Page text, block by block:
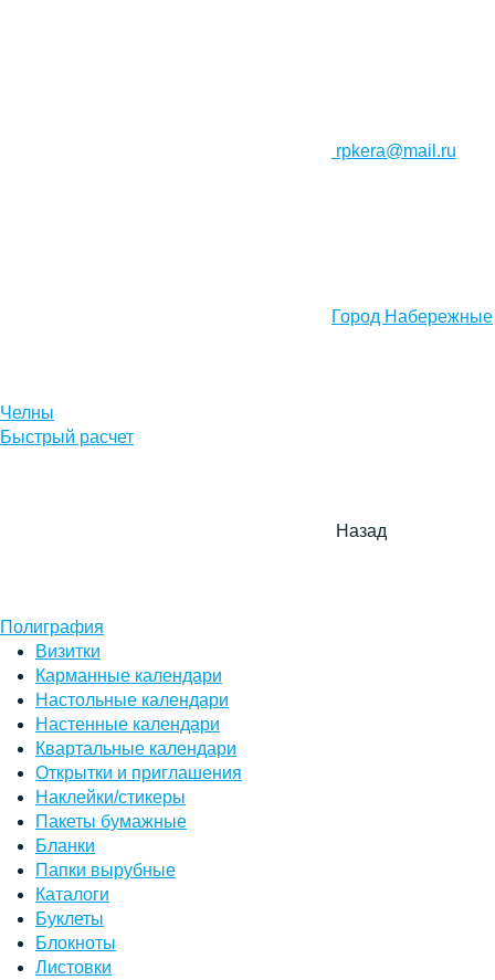
rpkera@mail.ru
Город Набережные
Челны
Быстрый расчет
Назад
Полиграфия
Визитки
Карманные календари
Настольные календари
Настенные календари
Квартальные календари
Открытки и приглашения
Наклейки/стикеры
Пакеты бумажные
Бланки
Папки вырубные
Каталоги
Буклеты
Блокноты
Листовки